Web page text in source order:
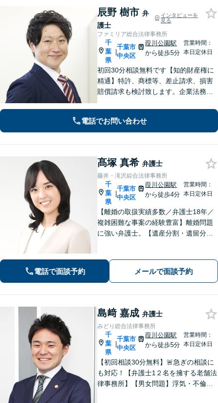
辰野 樹市 弁
護士
インタビューを
見る
ファミリア総合法律事務所
千
葉
県
|
千葉市
中央区
葭川公園駅
から徒歩5分
営業時間：
本日定休日
初回30分相談無料です【知的財産権に
精通】特許、商標等、差止請求、損害
賠償請求も検討致します。企業法務・
な事案でも全力で対応します。千葉県
内に限らず、関東エリア内であれば出
張可
電話でお問い合わせ
髙塚 真希 弁護士
藤井・滝沢綜合法律事務所
千
葉
県
|
千葉市
中央区
葭川公園駅
から徒歩4分
営業時間：
本日定休日
【離婚の取扱実績多数／弁護士18年／
複雑困難な事案の経験豊富】離婚問題
に強い弁護士。【遺産分割・遺留分・
寄り添って的確にアドバイスし、最善
の解決に導きます。【千葉駅徒歩13
電話で面談予約 メールで面談予約
島﨑 嘉成 弁護士
みどり総合法律事務所
千
葉
県
|
千葉市
中央区
葭川公園駅
から徒歩5分
営業時間：
本日定休日
【初回相談30分無料】🚨急ぎの相談に
も対応！【弁護士1２名を擁する老舗法
律事務所】【男女問題】浮気・不倫の